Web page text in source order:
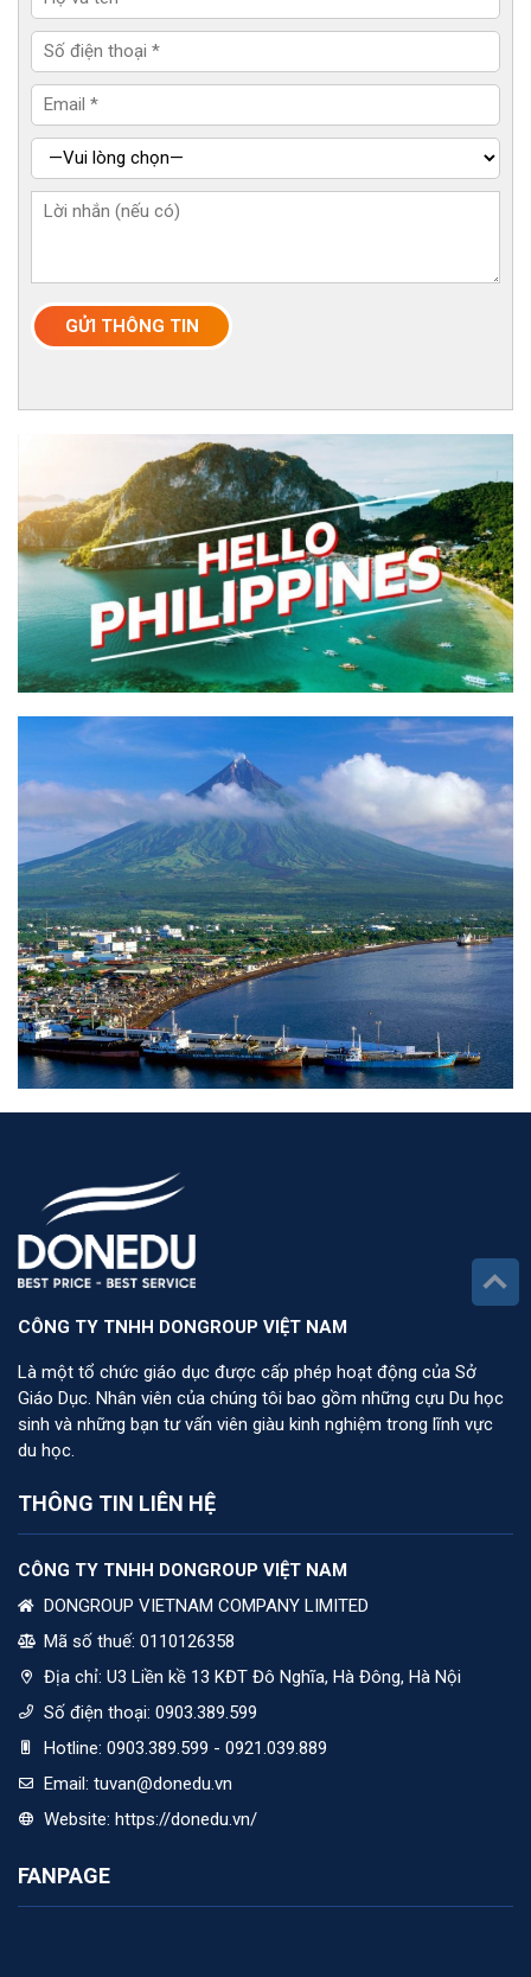
CÔNG TY TNHH DONGROUP VIỆT NAM
Là một tổ chức giáo dục được cấp phép hoạt động của Sở
Giáo Dục. Nhân viên của chúng tôi bao gồm những cựu Du học
sinh và những bạn tư vấn viên giàu kinh nghiệm trong lĩnh vực
du học.
THÔNG TIN LIÊN HỆ
CÔNG TY TNHH DONGROUP VIỆT NAM
DONGROUP VIETNAM COMPANY LIMITED
Mã số thuế: 0110126358
Địa chỉ: U3 Liền kề 13 KĐT Đô Nghĩa, Hà Đông, Hà Nội
Số điện thoại: 0903.389.599
Hotline: 0903.389.599 - 0921.039.889
Email: tuvan@donedu.vn
Website: https://donedu.vn/
FANPAGE